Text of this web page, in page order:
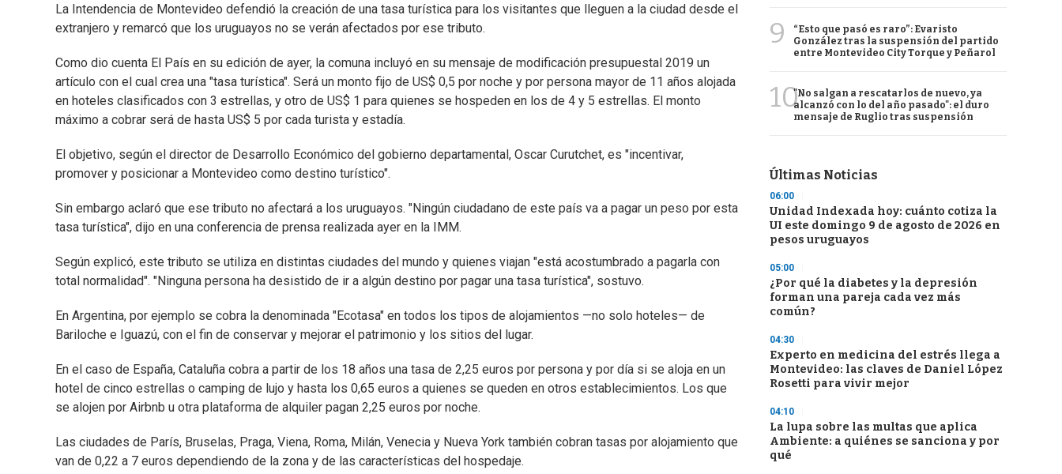
La Intendencia de Montevideo defendió la creación de una tasa turística para los visitantes que lleguen a la ciudad desde el
extranjero y remarcó que los uruguayos no se verán afectados por ese tributo.
Como dio cuenta El País en su edición de ayer, la comuna incluyó en su mensaje de modificación presupuestal 2019 un
artículo con el cual crea una "tasa turística". Será un monto fijo de US$ 0,5 por noche y por persona mayor de 11 años alojada
en hoteles clasificados con 3 estrellas, y otro de US$ 1 para quienes se hospeden en los de 4 y 5 estrellas. El monto
máximo a cobrar será de hasta US$ 5 por cada turista y estadía.
El objetivo, según el director de Desarrollo Económico del gobierno departamental, Oscar Curutchet, es "incentivar,
promover y posicionar a Montevideo como destino turístico".
Sin embargo aclaró que ese tributo no afectará a los uruguayos. "Ningún ciudadano de este país va a pagar un peso por esta
tasa turística", dijo en una conferencia de prensa realizada ayer en la IMM.
Según explicó, este tributo se utiliza en distintas ciudades del mundo y quienes viajan "está acostumbrado a pagarla con
total normalidad". "Ninguna persona ha desistido de ir a algún destino por pagar una tasa turística", sostuvo.
En Argentina, por ejemplo se cobra la denominada "Ecotasa" en todos los tipos de alojamientos —no solo hoteles— de
Bariloche e Iguazú, con el fin de conservar y mejorar el patrimonio y los sitios del lugar.
En el caso de España, Cataluña cobra a partir de los 18 años una tasa de 2,25 euros por persona y por día si se aloja en un
hotel de cinco estrellas o camping de lujo y hasta los 0,65 euros a quienes se queden en otros establecimientos. Los que
se alojen por Airbnb u otra plataforma de alquiler pagan 2,25 euros por noche.
Las ciudades de París, Bruselas, Praga, Viena, Roma, Milán, Venecia y Nueva York también cobran tasas por alojamiento que
van de 0,22 a 7 euros dependiendo de la zona y de las características del hospedaje.
9
“Esto que pasó es raro”: Evaristo
González tras la suspensión del partido
entre Montevideo City Torque y Peñarol
10"No salgan a rescatarlos de nuevo, ya
alcanzó con lo del año pasado": el duro
mensaje de Ruglio tras suspensión
Últimas Noticias
06:00
Unidad Indexada hoy: cuánto cotiza la
UI este domingo 9 de agosto de 2026 en
pesos uruguayos
05:00
¿Por qué la diabetes y la depresión
forman una pareja cada vez más
común?
04:30
Experto en medicina del estrés llega a
Montevideo: las claves de Daniel López
Rosetti para vivir mejor
04:10
La lupa sobre las multas que aplica
Ambiente: a quiénes se sanciona y por
qué